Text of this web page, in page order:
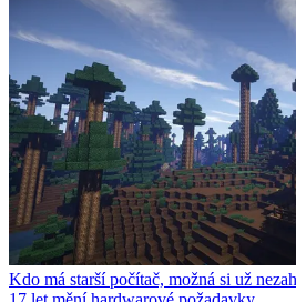
Kdo má starší počítač, možná si už